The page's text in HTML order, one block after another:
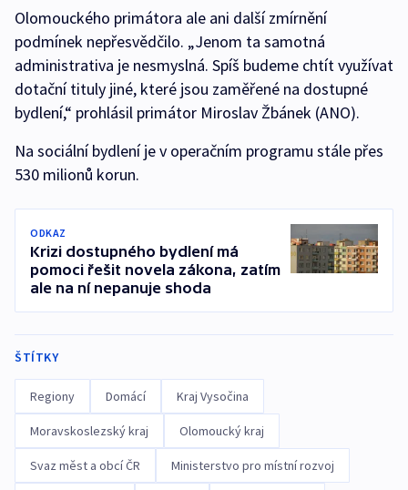
Olomouckého primátora ale ani další zmírnění
podmínek nepřesvědčilo. „Jenom ta samotná
administrativa je nesmyslná. Spíš budeme chtít využívat
dotační tituly jiné, které jsou zaměřené na dostupné
bydlení,“ prohlásil primátor Miroslav Žbánek (ANO).
Na sociální bydlení je v operačním programu stále přes
530 milionů korun.
ODKAZ
Krizi dostupného bydlení má
pomoci řešit novela zákona, zatím
ale na ní nepanuje shoda
ŠTÍTKY
Regiony Domácí Kraj Vysočina
Moravskoslezský kraj Olomoucký kraj
Svaz měst a obcí ČR Ministerstvo pro místní rozvoj